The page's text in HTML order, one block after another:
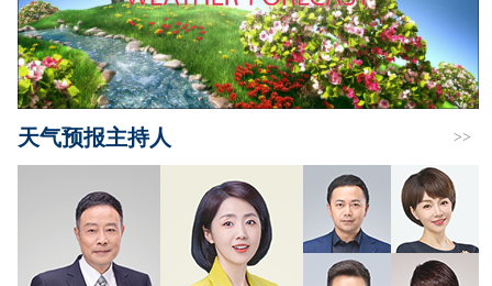
>>
天气预报主持人